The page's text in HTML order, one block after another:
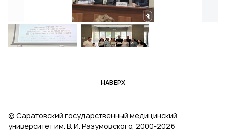
НАВЕРХ
© Саратовский государственный медицинский
университет им. В. И. Разумовского, 2000‑2026